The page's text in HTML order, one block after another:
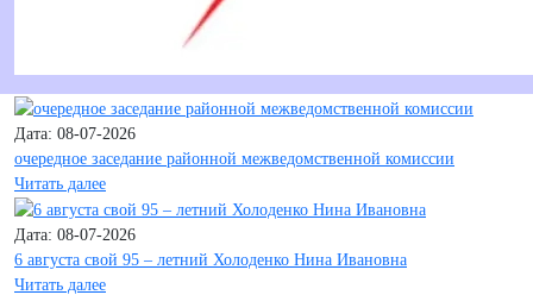
Дата: 08-07-2026
очередное заседание районной межведомственной комиссии
Читать далее
Дата: 08-07-2026
6 августа свой 95 – летний Холоденко Нина Ивановна
Читать далее